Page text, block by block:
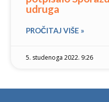
udruga
PROČITAJ VIŠE »
5. studenoga 2022. 9:26